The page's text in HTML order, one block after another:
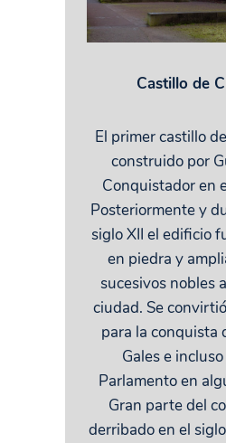
Castillo de
El primer castillo
construido por
Conquistador en
Posteriormente y
siglo XII el edificio
en piedra y
sucesivos nobles
ciudad. Se
para la conquista
Gales e
Parlamento en
Gran parte del
derribado en el